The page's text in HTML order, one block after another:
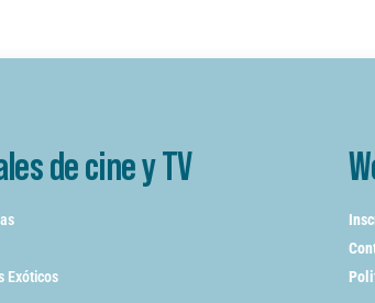
de cine y TV
Exóticos